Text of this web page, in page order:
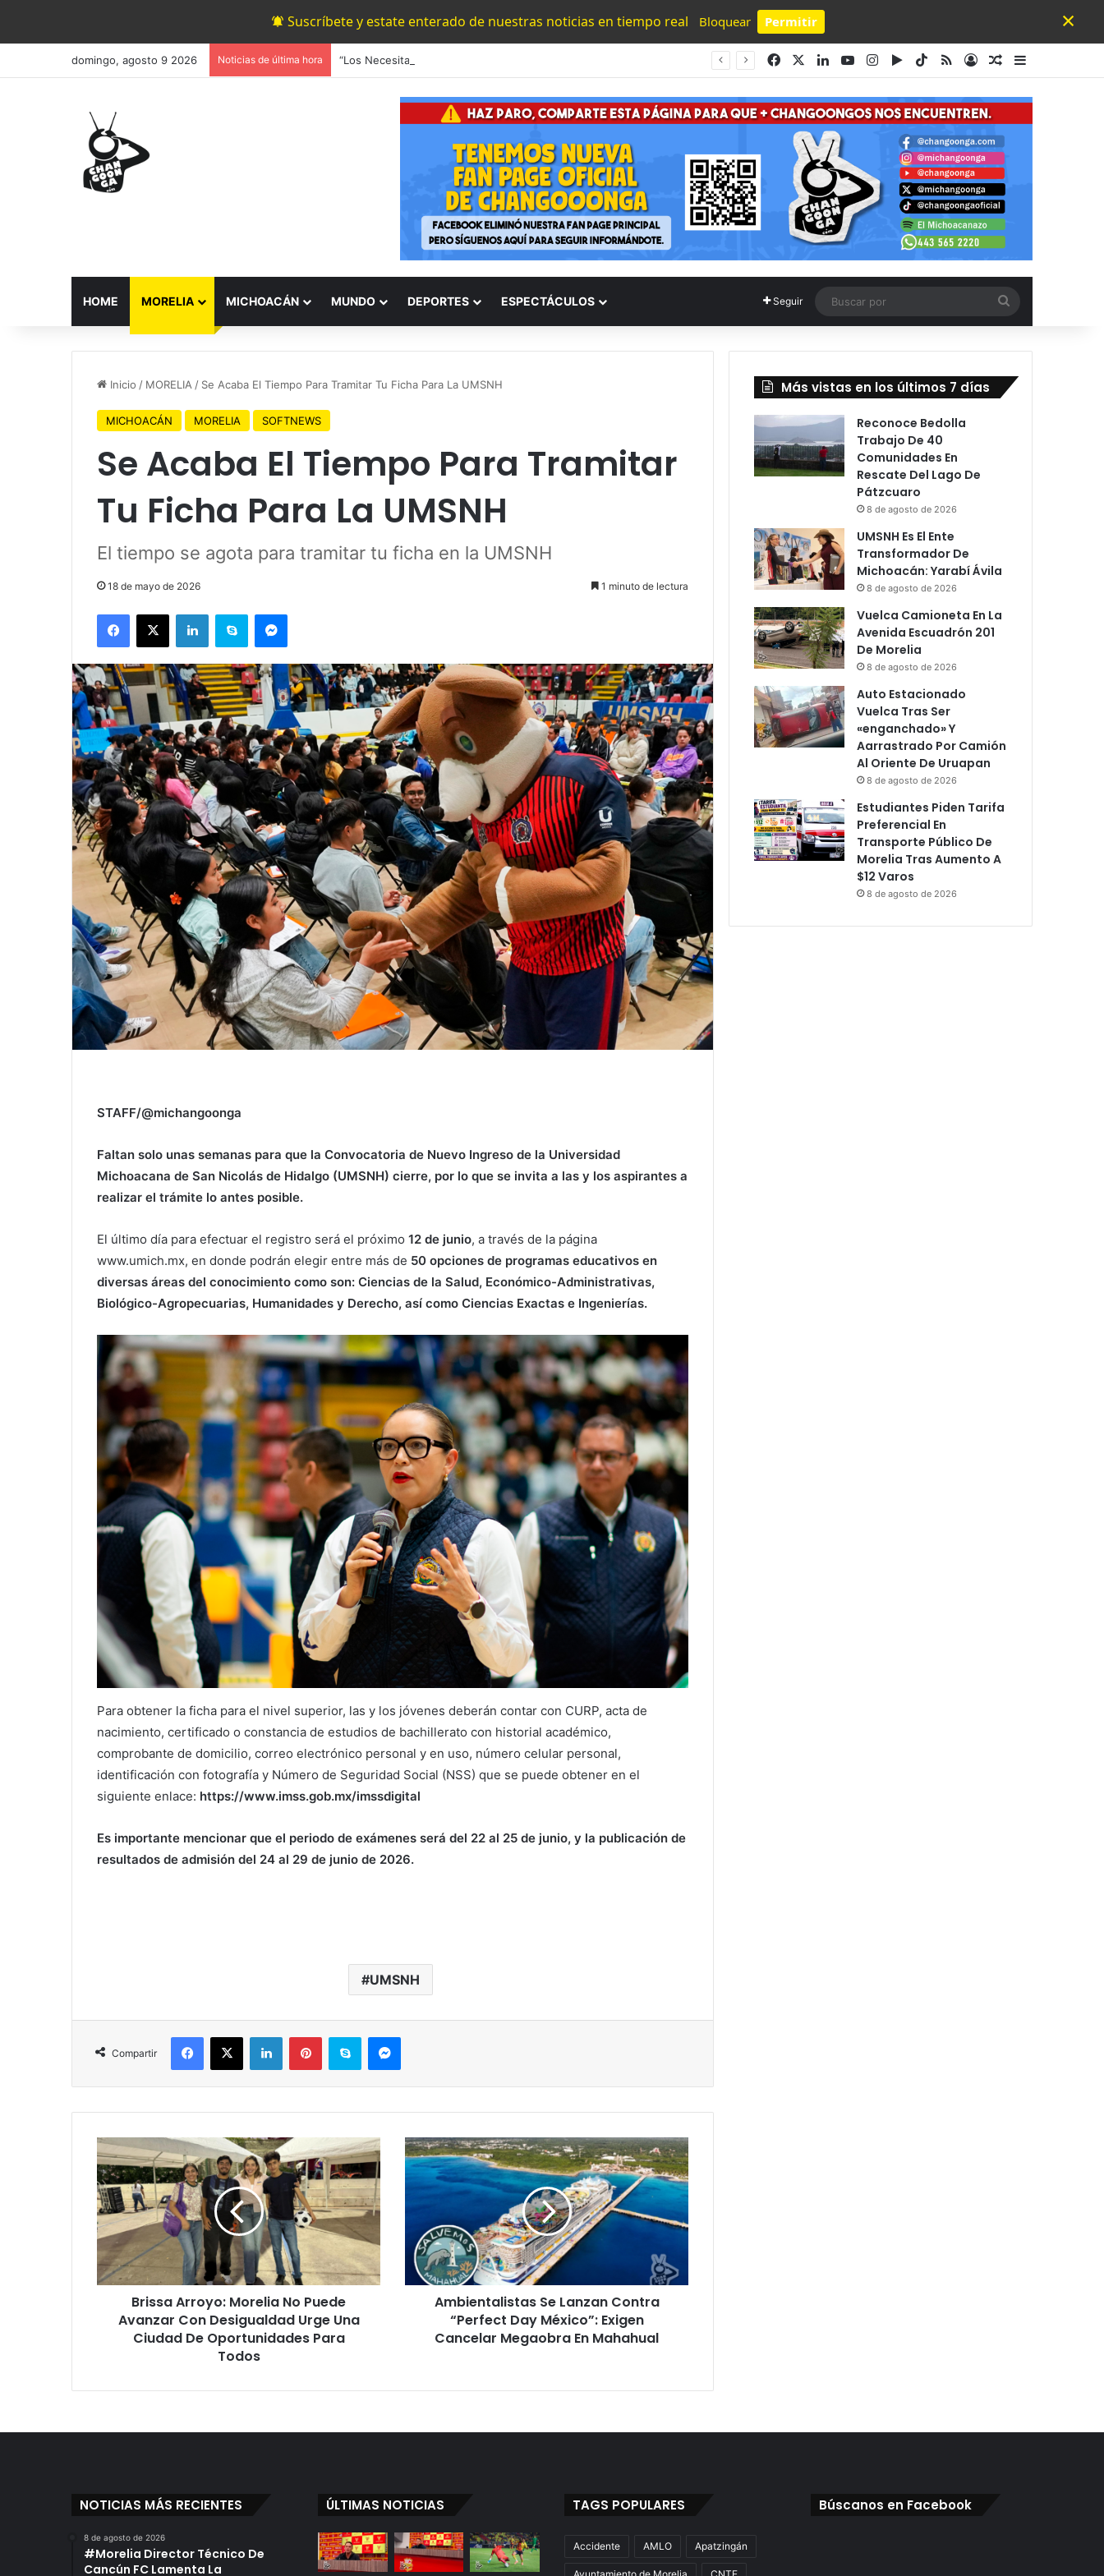
Suscríbete y estate enterado de nuestras noticias en tiempo real Bloquear Permitir
Powered by SendPulse
×
domingo, agosto 9 2026 Noticias de última hora FacebookLinkedInYouTubeInstagram
Google Play
TikTok
RSSAccesoPublicación al
Barra lateral
HOME MORELIA MICHOACÁN MUNDO DEPORTES ESPECTÁCULOS Seguir
por
Inicio / MORELIA / Se Acaba El Tiempo Para Tramitar Tu Ficha Para La UMSNH
MICHOACÁN MORELIA SOFTNEWS
Se Acaba El Tiempo Para Tramitar
Tu Ficha Para La UMSNH
El tiempo se agota para tramitar tu ficha en la UMSNH
18 de mayo de 2026 1 minuto de lectura
Facebook
X LinkedInSkype Messenger
STAFF/@michangoonga
Faltan solo unas semanas para que la Convocatoria de Nuevo Ingreso de la Universidad
Michoacana de San Nicolás de Hidalgo (UMSNH) cierre, por lo que se invita a las y los aspirantes a
realizar el trámite lo antes posible.
El último día para efectuar el registro será el próximo 12 de junio, a través de la página
www.umich.mx, en donde podrán elegir entre más de 50 opciones de programas educativos en
diversas áreas del conocimiento como son: Ciencias de la Salud, Económico-Administrativas,
Biológico-Agropecuarias, Humanidades y Derecho, así como Ciencias Exactas e Ingenierías.
Para obtener la ficha para el nivel superior, las y los jóvenes deberán contar con CURP, acta de
nacimiento, certificado o constancia de estudios de bachillerato con historial académico,
comprobante de domicilio, correo electrónico personal y en uso, número celular personal,
identificación con fotografía y Número de Seguridad Social (NSS) que se puede obtener en el
siguiente enlace: https://www.imss.gob.mx/imssdigital
Es importante mencionar que el periodo de exámenes será del 22 al 25 de junio, y la publicación de
resultados de admisión del 24 al 29 de junio de 2026.
UMSNH
Compartir
Facebook
X LinkedInPinterestSkype Messenger
Brissa
Arroyo:
Morelia
No
Puede
Avanzar
Desigualdad
Urge
Ciudad
Brissa Arroyo: Morelia No Puede
Avanzar Con Desigualdad Urge Una
Ciudad De Oportunidades Para
Todos
Ambientalistas
Se
Lanzan
Contra
México”:
Exigen
Cancelar
Megaobra
Mahahual
Ambientalistas Se Lanzan Contra
“Perfect Day México”: Exigen
Cancelar Megaobra En Mahahual
Más vistas en los últimos 7 días
Reconoce Bedolla
Trabajo De 40
Comunidades En
Rescate Del Lago De
Pátzcuaro
8 de agosto de 2026
UMSNH Es El Ente
Transformador De
Michoacán: Yarabí Ávila
8 de agosto de 2026
Vuelca Camioneta En La
Avenida Escuadrón 201
De Morelia
8 de agosto de 2026
Auto Estacionado
Vuelca Tras Ser
«enganchado» Y
Aarrastrado Por Camión
Al Oriente De Uruapan
8 de agosto de 2026
Estudiantes Piden Tarifa
Preferencial En
Transporte Público De
Morelia Tras Aumento A
$12 Varos
8 de agosto de 2026
NOTICIAS MÁS RECIENTES
8 de agosto de 2026
#Morelia Director Técnico De
Cancún FC Lamenta La
ÚLTIMAS NOTICIAS TAGS POPULARES
Accidente AMLO Apatzingán
Búscanos en Facebook